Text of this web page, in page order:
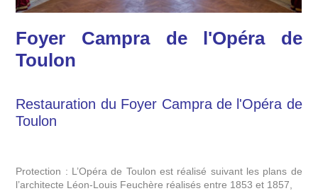
Foyer Campra de l'Opéra de
Toulon
Restauration du Foyer Campra de l'Opéra de
Toulon
Protection : L’Opéra de Toulon est réalisé suivant les plans de
l’architecte Léon-Louis Feuchère réalisés entre 1853 et 1857,